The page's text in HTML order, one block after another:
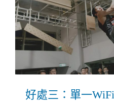
好處三：單一